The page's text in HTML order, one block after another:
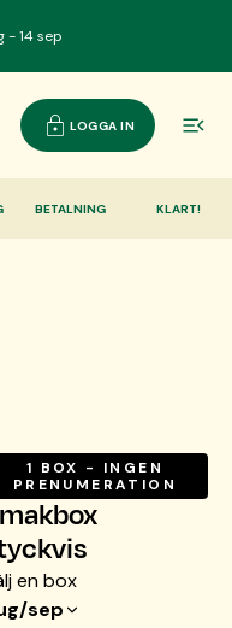
- 14 sep
LOGGA IN
BETALNING KLART!
1 BOX - INGEN
PRENUMERATION
en box
sep